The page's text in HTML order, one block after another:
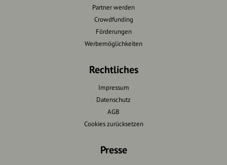
Partner werden
Crowdfunding
Förderungen
Werbemöglichkeiten
Rechtliches
Impressum
Datenschutz
AGB
Cookies zurücksetzen
Presse